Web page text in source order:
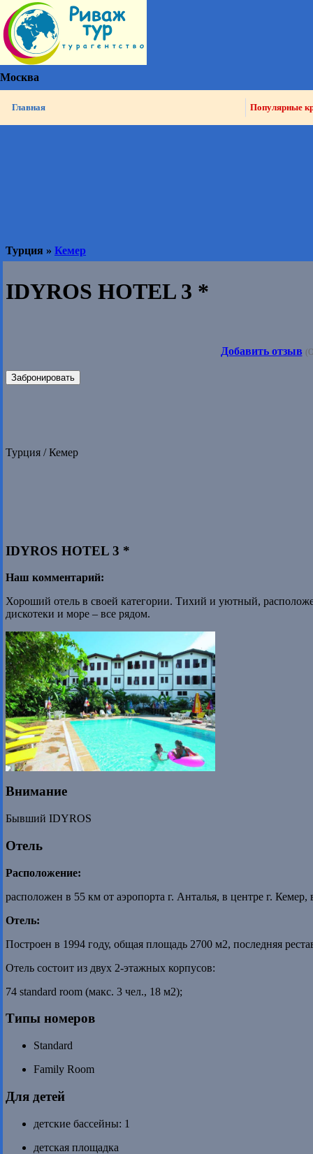
Москва
Главная Популярные
Турция » Кемер
IDYROS HOTEL 3 *
Добавить отзыв
Забронировать
Турция / Кемер
IDYROS HOTEL 3 *
Наш комментарий:
Хороший отель в своей категории. Тихий и уютный,
дискотеки и море – все рядом.
Внимание
Бывший IDYROS
Отель
Расположение:
расположен в 55 км от аэропорта г. Анталья, в центре г.
Отель:
Построен в 1994 году, общая площадь 2700 м2, последняя
Отель состоит из двух 2-этажных корпусов:
74 standard room (макс. 3 чел., 18 м2);
Типы номеров
Standard
Family Room
Для детей
детские бассейны: 1
детская площадка